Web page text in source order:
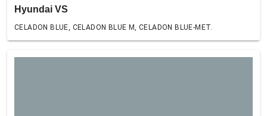
Hyundai VS
CELADON BLUE, CELADON BLUE M, CELADON BLUE-MET.